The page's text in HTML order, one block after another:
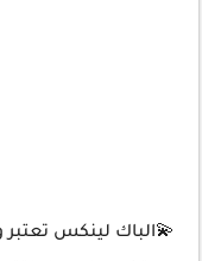
💫الباك لينكس تعتبر